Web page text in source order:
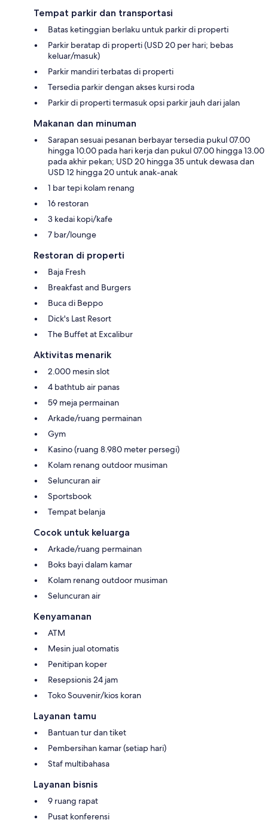
Tempat parkir dan transportasi
Batas ketinggian berlaku untuk parkir di properti
Parkir beratap di properti (USD 20 per hari; bebas
keluar/masuk)
Parkir mandiri terbatas di properti
Tersedia parkir dengan akses kursi roda
Parkir di properti termasuk opsi parkir jauh dari jalan
Makanan dan minuman
Sarapan sesuai pesanan berbayar tersedia pukul 07.00
hingga 10.00 pada hari kerja dan pukul 07.00 hingga 13.00
pada akhir pekan; USD 20 hingga 35 untuk dewasa dan
USD 12 hingga 20 untuk anak-anak
1 bar tepi kolam renang
16 restoran
3 kedai kopi/kafe
7 bar/lounge
Restoran di properti
Baja Fresh
Breakfast and Burgers
Buca di Beppo
Dick's Last Resort
The Buffet at Excalibur
Aktivitas menarik
2.000 mesin slot
4 bathtub air panas
59 meja permainan
Arkade/ruang permainan
Gym
Kasino (ruang 8.980 meter persegi)
Kolam renang outdoor musiman
Seluncuran air
Sportsbook
Tempat belanja
Cocok untuk keluarga
Arkade/ruang permainan
Boks bayi dalam kamar
Kolam renang outdoor musiman
Seluncuran air
Kenyamanan
ATM
Mesin jual otomatis
Penitipan koper
Resepsionis 24 jam
Toko Souvenir/kios koran
Layanan tamu
Bantuan tur dan tiket
Pembersihan kamar (setiap hari)
Staf multibahasa
Layanan bisnis
9 ruang rapat
Pusat konferensi